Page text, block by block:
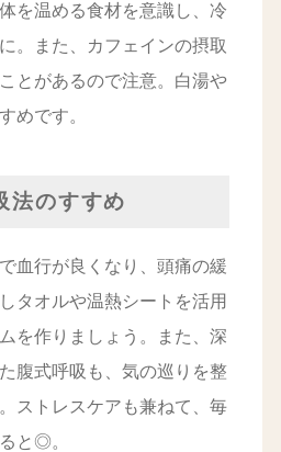
を温める食材を意識し、冷
。また、カフェインの摂取
とがあるので注意。白湯や
めです。
法のすすめ
血行が良くなり、頭痛の緩
タオルや温熱シートを活用
を作りましょう。また、深
腹式呼吸も、気の巡りを整
ストレスケアも兼ねて、毎
と◎。